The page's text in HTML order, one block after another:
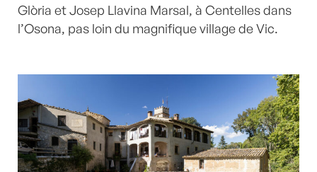
Glòria et Josep Llavina Marsal, à Centelles dans
l’Osona, pas loin du magnifique village de Vic.